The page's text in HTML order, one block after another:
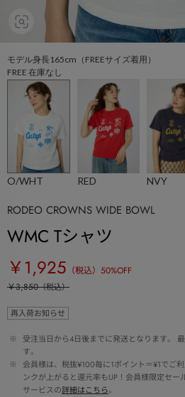
モデル身長165cm（FREEサイズ着用）
FREE 在庫なし
O/WHT RED NVY
RODEO CROWNS WIDE BOWL
WMC Tシャツ
￥1,925 （税込） 50%OFF
￥3,850（税込）
再入荷お知らせ
※
受注当日から4日後までに発送となります。
す。
※
会員様は、税抜¥100毎に1ポイント＝¥1でご
ンクが上がると還元率もUP！会員様限定セ
サービスの詳細はこちら。